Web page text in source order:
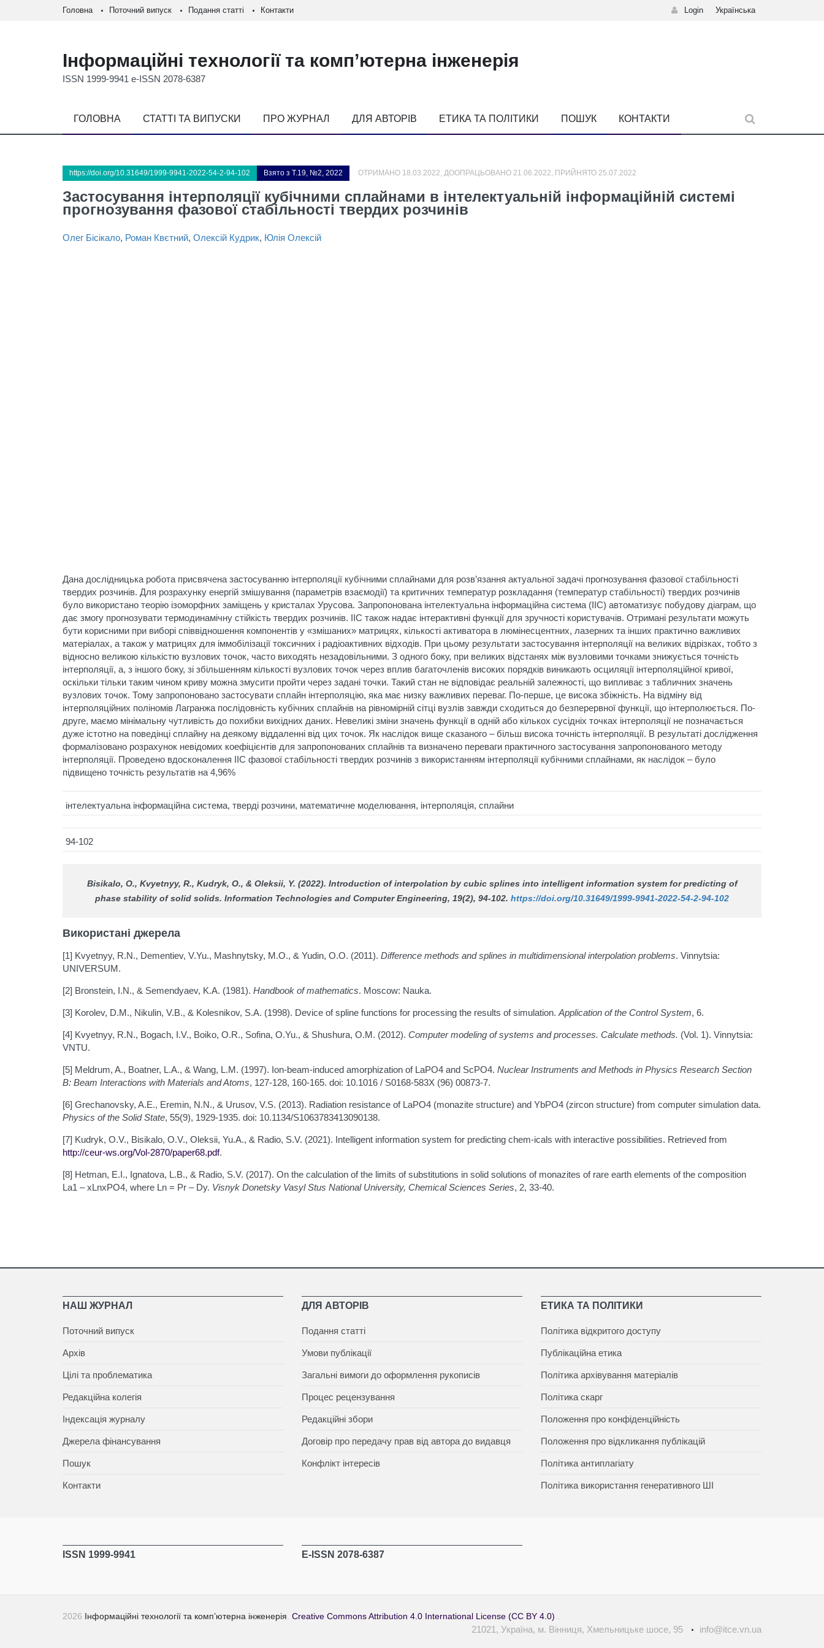
Головна Поточний випуск Подання статті Контакти Login Українська
Інформаційні технології та комп’ютерна інженерія
ISSN 1999-9941 e-ISSN 2078-6387
ГОЛОВНА СТАТТІ ТА ВИПУСКИ ПРО ЖУРНАЛ ДЛЯ АВТОРІВ ЕТИКА ТА ПОЛІТИКИ ПОШУК КОНТАКТИ
https://doi.org/10.31649/1999-9941-2022-54-2-94-102 Взято з Т.19, №2, 2022 ОТРИМАНО 18.03.2022, ДООПРАЦЬОВАНО 21.06.2022, ПРИЙНЯТО 25.07.2022
Застосування інтерполяції кубічними сплайнами в інтелектуальній інформаційній системі
прогнозування фазової стабільності твердих розчинів
Олег Бісікало, Роман Квєтний, Олексій Кудрик, Юлія Олексій
Дана дослідницька робота присвячена застосуванню інтерполяції кубічними сплайнами для розв’язання актуальної задачі прогнозування фазової стабільності
твердих розчинів. Для розрахунку енергій змішування (параметрів взаємодії) та критичних температур розкладання (температур стабільності) твердих розчинів
було використано теорію ізоморфних заміщень у кристалах Урусова. Запропонована інтелектуальна інформаційна система (ІІС) автоматизує побудову діаграм, що
дає змогу прогнозувати термодинамічну стійкість твердих розчинів. ІІС також надає інтерактивні функції для зручності користувачів. Отримані результати можуть
бути корисними при виборі співвідношення компонентів у «змішаних» матрицях, кількості активатора в люмінесцентних, лазерних та інших практично важливих
матеріалах, а також у матрицях для іммобілізації токсичних і радіоактивних відходів. При цьому результати застосування інтерполяції на великих відрізках, тобто з
відносно великою кількістю вузлових точок, часто виходять незадовільними. З одного боку, при великих відстанях між вузловими точками знижується точність
інтерполяції, а, з іншого боку, зі збільшенням кількості вузлових точок через вплив багаточленів високих порядків виникають осциляції інтерполяційної кривої,
оскільки тільки таким чином криву можна змусити пройти через задані точки. Такий стан не відповідає реальній залежності, що випливає з табличних значень
вузлових точок. Тому запропоновано застосувати сплайн інтерполяцію, яка має низку важливих переваг. По-перше, це висока збіжність. На відміну від
інтерполяційних поліномів Лагранжа послідовність кубічних сплайнів на рівномірній сітці вузлів завжди сходиться до безперервної функції, що інтерполюється. По-
друге, маємо мінімальну чутливість до похибки вихідних даних. Невеликі зміни значень функції в одній або кількох сусідніх точках інтерполяції не позначається
дуже істотно на поведінці сплайну на деякому віддаленні від цих точок. Як наслідок вище сказаного – більш висока точність інтерполяції. В результаті дослідження
формалізовано розрахунок невідомих коефіцієнтів для запропонованих сплайнів та визначено переваги практичного застосування запропонованого методу
інтерполяції. Проведено вдосконалення ІІС фазової стабільності твердих розчинів з використанням інтерполяції кубічними сплайнами, як наслідок – було
підвищено точність результатів на 4,96%
інтелектуальна інформаційна система, тверді розчини, математичне моделювання, інтерполяція, сплайни
94-102
Bisikalo, O., Kvyetnyy, R., Kudryk, O., & Oleksii, Y. (2022). Introduction of interpolation by cubic splines into intelligent information system for predicting of
phase stability of solid solids. Information Technologies and Computer Engineering, 19(2), 94-102. https://doi.org/10.31649/1999-9941-2022-54-2-94-102
Використані джерела
[1] Kvyetnyy, R.N., Dementiev, V.Yu., Mashnytsky, M.O., & Yudin, O.O. (2011). Difference methods and splines in multidimensional interpolation problems. Vinnytsia:
UNIVERSUM.
[2] Bronstein, I.N., & Semendyaev, K.A. (1981). Handbook of mathematics. Moscow: Nauka.
[3] Korolev, D.M., Nikulin, V.B., & Kolesnikov, S.A. (1998). Device of spline functions for processing the results of simulation. Application of the Control System, 6.
[4] Kvyetnyy, R.N., Bogach, I.V., Boiko, O.R., Sofina, O.Yu., & Shushura, O.M. (2012). Computer modeling of systems and processes. Calculate methods. (Vol. 1). Vinnytsia:
VNTU.
[5] Meldrum, A., Boatner, L.A., & Wang, L.M. (1997). Ion-beam-induced amorphization of LaPO4 and ScPO4. Nuclear Instruments and Methods in Physics Research Section
B: Beam Interactions with Materials and Atoms, 127-128, 160-165. doi: 10.1016 / S0168-583X (96) 00873-7.
[6] Grechanovsky, A.E., Eremin, N.N., & Urusov, V.S. (2013). Radiation resistance of LaPO4 (monazite structure) and YbPO4 (zircon structure) from computer simulation data.
Physics of the Solid State, 55(9), 1929-1935. doi: 10.1134/S1063783413090138.
[7] Kudryk, O.V., Bisikalo, O.V., Oleksii, Yu.A., & Radio, S.V. (2021). Intelligent information system for predicting chem-icals with interactive possibilities. Retrieved from
http://ceur-ws.org/Vol-2870/paper68.pdf.
[8] Hetman, E.I., Ignatova, L.B., & Radio, S.V. (2017). On the calculation of the limits of substitutions in solid solutions of monazites of rare earth elements of the composition
La1 – xLnxPO4, where Ln = Pr – Dy. Visnyk Donetsky Vasyl Stus National University, Chemical Sciences Series, 2, 33-40.
НАШ ЖУРНАЛ
Поточний випуск
Архів
Цілі та проблематика
Редакційна колегія
Індексація журналу
Джерела фінансування
Пошук
Контакти
ДЛЯ АВТОРІВ
Подання статті
Умови публікації
Загальні вимоги до оформлення рукописів
Процес рецензування
Редакційні збори
Договір про передачу прав від автора до видавця
Конфлікт інтересів
ЕТИКА ТА ПОЛІТИКИ
Політика відкритого доступу
Публікаційна етика
Політика архівування матеріалів
Політика скарг
Положення про конфіденційність
Положення про відкликання публікацій
Політика антиплагіату
Політика використання генеративного ШІ
ISSN 1999-9941 E-ISSN 2078-6387
2026 Інформаційні технології та комп’ютерна інженерія Creative Commons Attribution 4.0 International License (CC BY 4.0)
21021, Україна, м. Вінниця, Хмельницьке шосе, 95 info@itce.vn.ua